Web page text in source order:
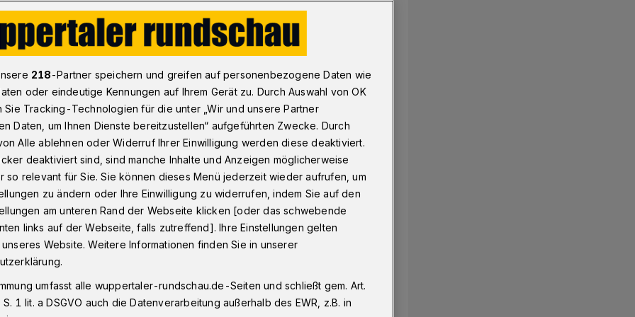
Fahrradkreuzweg auf der Nordbahntrasse
auf
lädt die Katholische Citykirche mit
des Erzbistums Köln zu einem
11. März 2023 findet der achte
auf der Nordbahntrasse statt.
218-Partner speichern und greifen auf personenbezogene Daten wie
oder eindeutige Kennungen auf Ihrem Gerät zu. Durch Auswahl von OK
Sie Tracking-Technologien für die unter „Wir und unsere Partner
Daten, um Ihnen Dienste bereitzustellen“ aufgeführten Zwecke. Durch
Alle ablehnen oder Widerruf Ihrer Einwilligung werden diese deaktiviert.
deaktiviert sind, sind manche Inhalte und Anzeigen möglicherweise
so relevant für Sie. Sie können dieses Menü jederzeit wieder aufrufen, um
zu ändern oder Ihre Einwilligung zu widerrufen, indem Sie auf den
am unteren Rand der Webseite klicken [oder das schwebende
links auf der Webseite, falls zutreffend]. Ihre Einstellungen gelten
Website. Weitere Informationen finden Sie in unserer
umfasst alle wuppertaler-rundschau.de-Seiten und schließt gem. Art.
1 lit. a DSGVO auch die Datenverarbeitung außerhalb des EWR, z.B. in